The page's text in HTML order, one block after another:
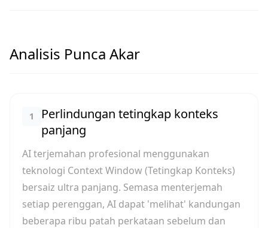
Analisis Punca Akar
1
Perlindungan tetingkap konteks
panjang
AI terjemahan profesional menggunakan
teknologi Context Window (Tetingkap Konteks)
bersaiz ultra panjang. Semasa menterjemah
setiap perenggan, AI dapat 'melihat' kandungan
beberapa ribu patah perkataan sebelum dan